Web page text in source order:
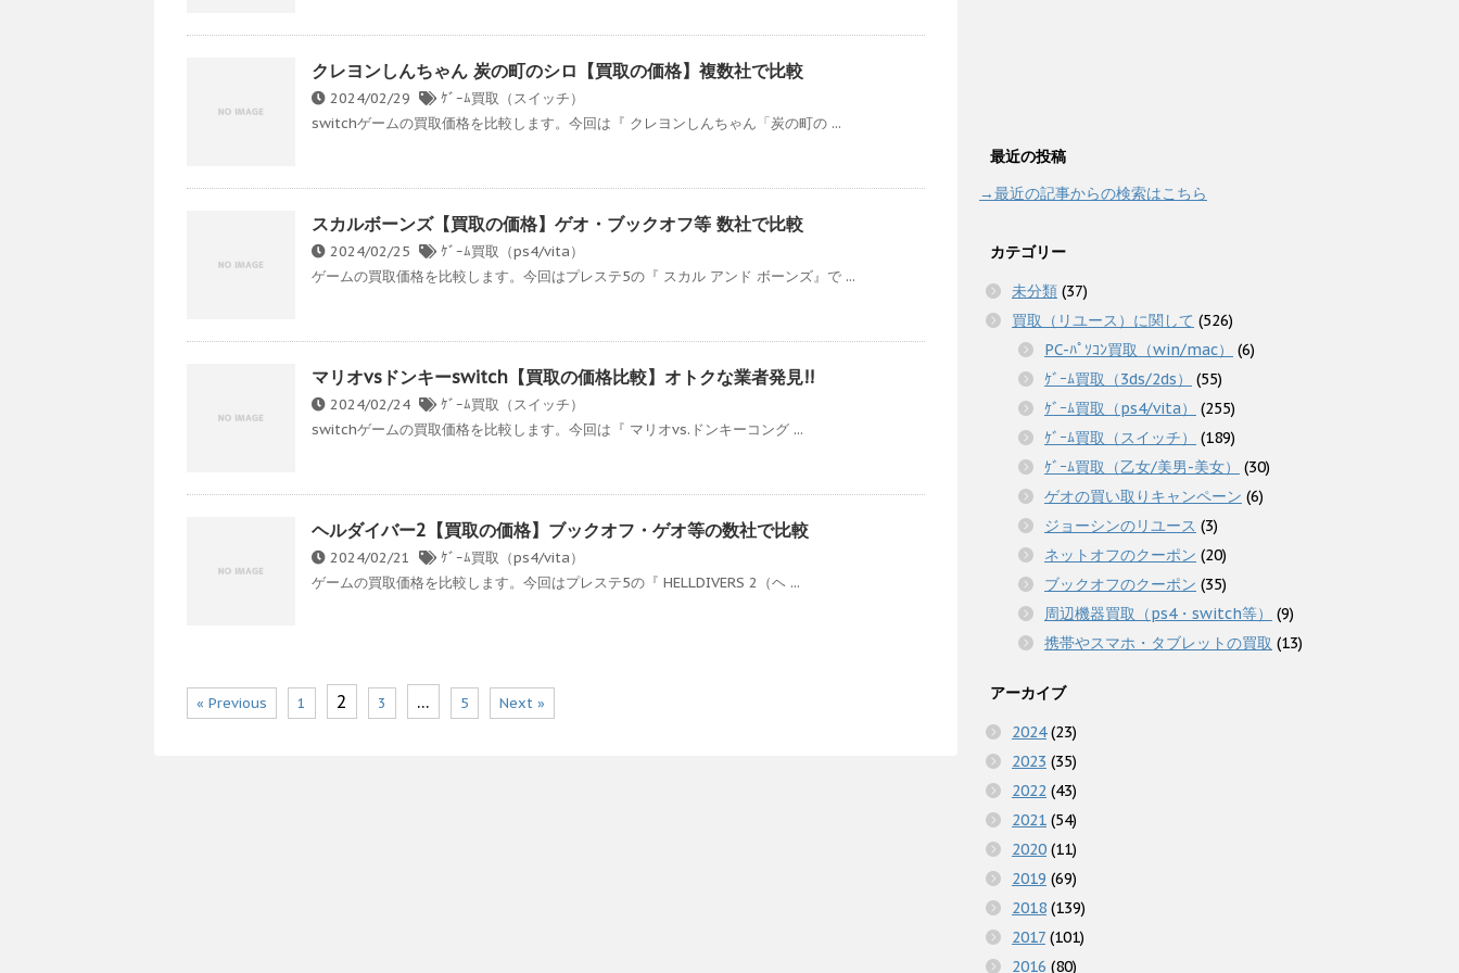
クレヨンしんちゃん 炭の町のシロ【買取の価格】複数社で比較
2024/02/29
ｹﾞｰﾑ買取（スイッチ）
switchゲームの買取価格を比較します。今回は『 クレヨンしんちゃん「炭の町の ...
スカルボーンズ【買取の価格】ゲオ・ブックオフ等 数社で比較
2024/02/25
ｹﾞｰﾑ買取（ps4/vita）
ゲームの買取価格を比較します。今回はプレステ5の『 スカル アンド ボーンズ』で ...
マリオvsドンキーswitch【買取の価格比較】オトクな業者発見!!
2024/02/24
ｹﾞｰﾑ買取（スイッチ）
switchゲームの買取価格を比較します。今回は『 マリオvs.ドンキーコング ...
ヘルダイバー2【買取の価格】ブックオフ・ゲオ等の数社で比較
2024/02/21
ｹﾞｰﾑ買取（ps4/vita）
ゲームの買取価格を比較します。今回はプレステ5の『 HELLDIVERS 2（ヘ ...
« Previous 1 2 3 … 5 Next »
最近の投稿
→最近の記事からの検索はこちら
カテゴリー
未分類 (37)
買取（リユース）に関して (526)
PC-ﾊﾟｿｺﾝ買取（win/mac）
(6)
ｹﾞｰﾑ買取（3ds/2ds）
(55)
ｹﾞｰﾑ買取（ps4/vita）
(255)
ｹﾞｰﾑ買取（スイッチ）
(189)
ｹﾞｰﾑ買取（乙女/美男-美女）
(30)
ゲオの買い取りキャンペーン (6)
ジョーシンのリユース (3)
ネットオフのクーポン (20)
ブックオフのクーポン (35)
周辺機器買取（ps4・switch等）
(9)
携帯やスマホ・タブレットの買取 (13)
アーカイブ
2024(23)
2023 (35)
2022 (43)
2021 (54)
2020 (11)
2019 (69)
2018 (139)
2017 (101)
2016 (80)